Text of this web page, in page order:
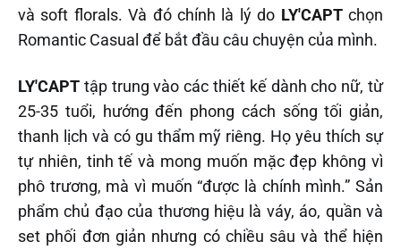
và soft florals. Và đó chính là lý do LY'CAPTchọn
Romantic Casual để bắt đầu câu chuyện của mình.
LY'CAPT tập trung vào các thiết kế dành cho nữ, từ
25-35 tuổi, hướng đến phong cách sống tối giản,
thanh lịch và có gu thẩm mỹ riêng. Họ yêu thích sự
tự nhiên, tinh tế và mong muốn mặc đẹp không vì
phô trương, mà vì muốn “được là chính mình.” Sản
phẩm chủ đạo của thương hiệu là váy, áo, quần và
set phối đơn giản nhưng có chiều sâu và thể hiện